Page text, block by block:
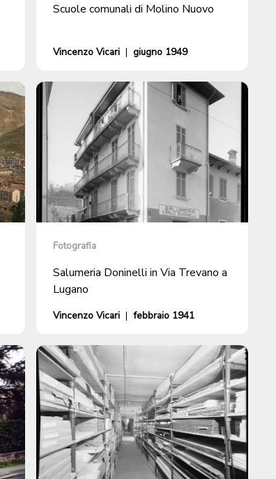
Scuole comunali di Molino Nuovo
Vincenzo Vicari | giugno 1949
Fotografia
Salumeria Doninelli in Via Trevano a
Lugano
Vincenzo Vicari | febbraio 1941